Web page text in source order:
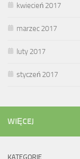
kwiecień 2017
marzec 2017
luty 2017
styczeń 2017
WIĘCEJ
KATEGORIE